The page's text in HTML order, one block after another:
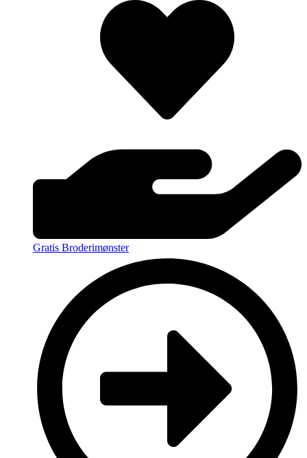
Gratis Broderimønster